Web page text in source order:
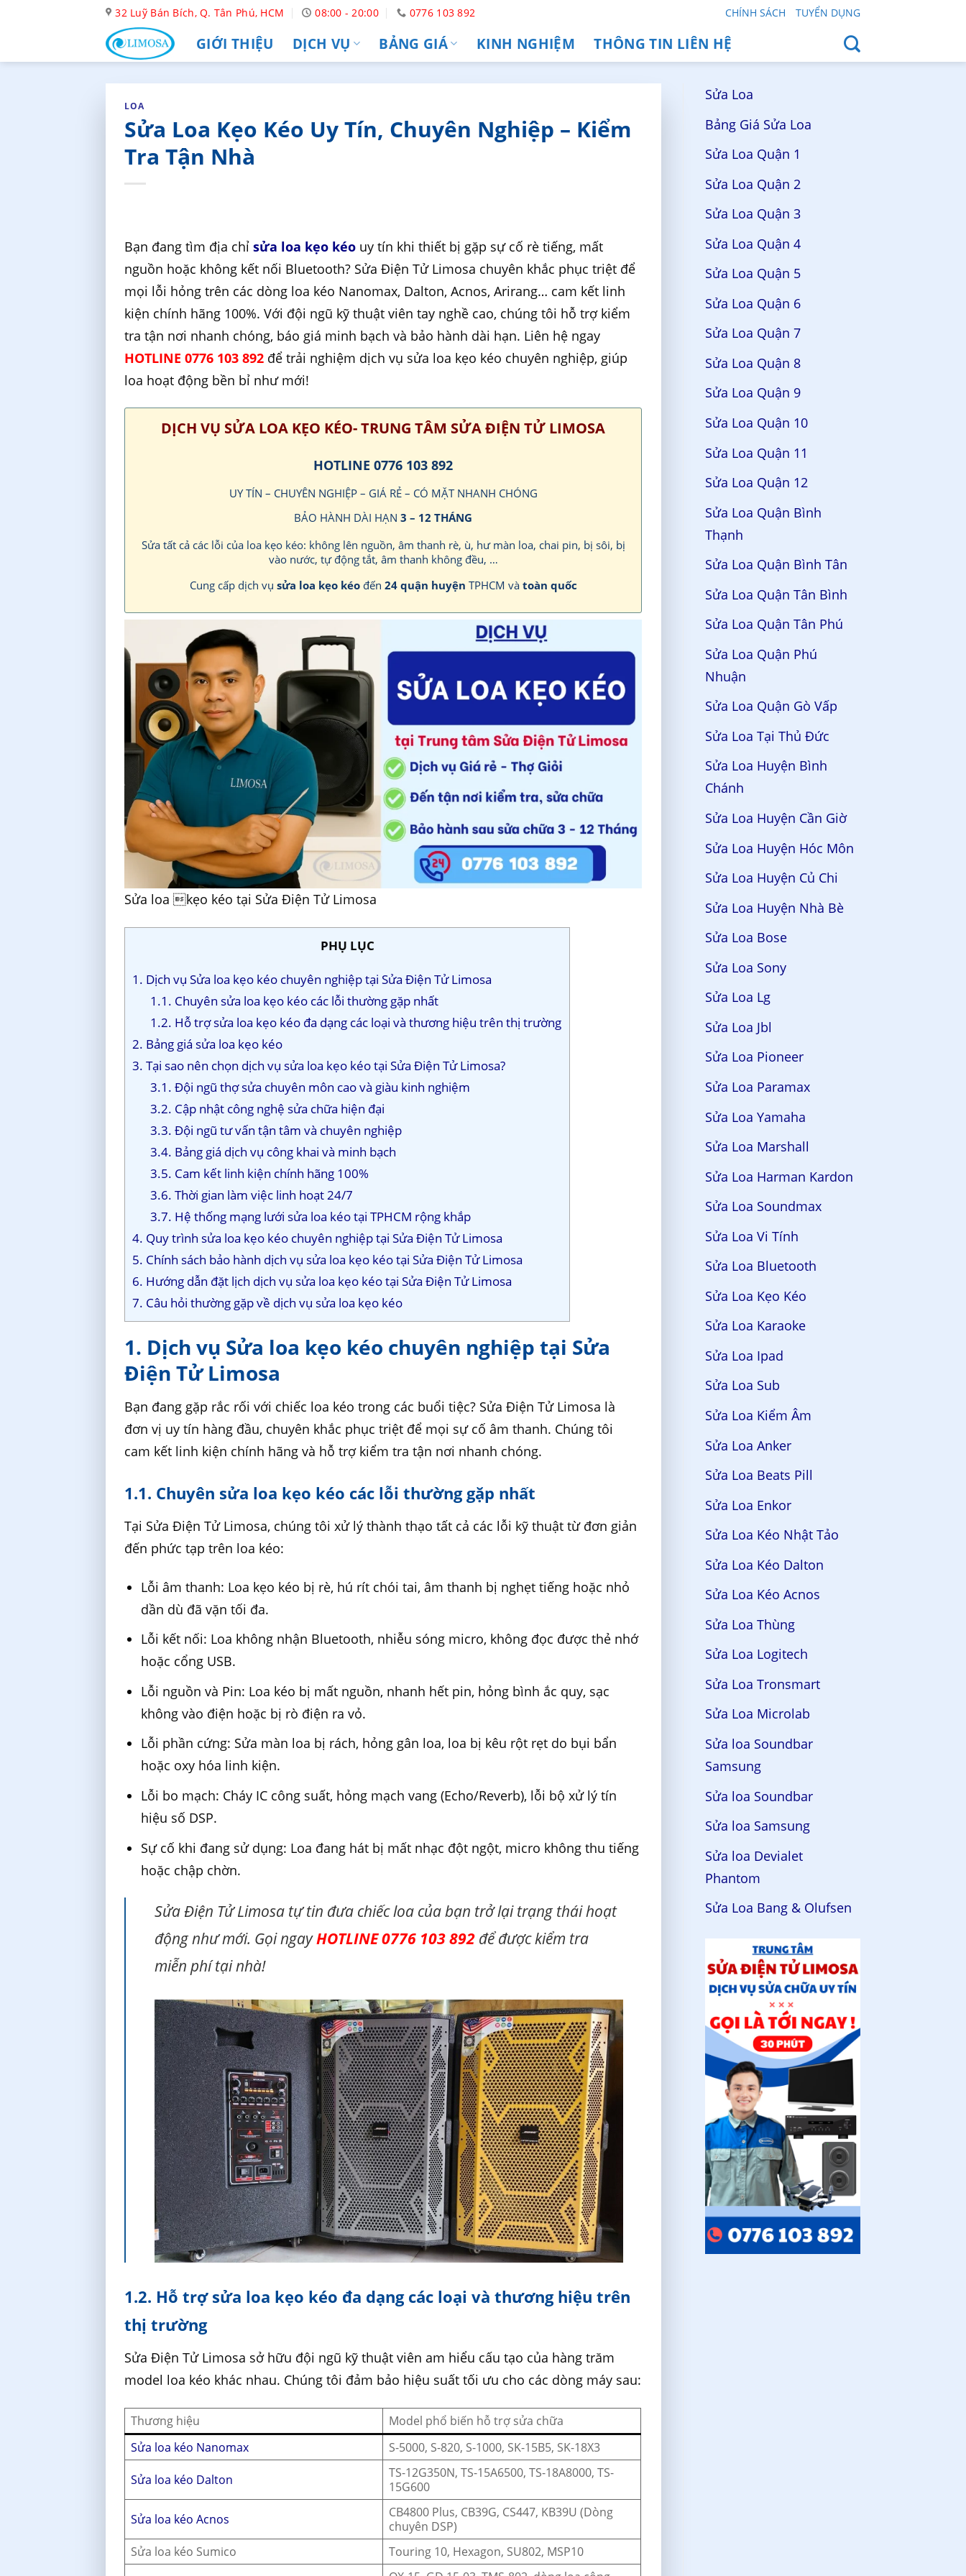
32 Luỹ Bán Bích, Q. Tân Phú, HCM 08:00 - 20:00 0776 103 892 CHÍNH SÁCH TUYỂN DỤNG
GIỚI THIỆU DỊCH VỤ BẢNG GIÁ KINH NGHIỆM THÔNG TIN LIÊN HỆ
LOA
Sửa Loa Kẹo Kéo Uy Tín, Chuyên Nghiệp – Kiểm
Tra Tận Nhà
Bạn đang tìm địa chỉsửa loa kẹo kéo uy tín khi thiết bị gặp sự cố rè tiếng, mất
nguồn hoặc không kết nối Bluetooth? Sửa Điện Tử Limosa chuyên khắc phục triệt để
mọi lỗi hỏng trên các dòng loa kéo Nanomax, Dalton, Acnos, Arirang… cam kết linh
kiện chính hãng 100%. Với đội ngũ kỹ thuật viên tay nghề cao, chúng tôi hỗ trợ kiểm
tra tận nơi nhanh chóng, báo giá minh bạch và bảo hành dài hạn. Liên hệ ngay
HOTLINE 0776 103 892 để trải nghiệm dịch vụ sửa loa kẹo kéo chuyên nghiệp, giúp
loa hoạt động bền bỉ như mới!
DỊCH VỤ SỬA LOA KẸO KÉO- TRUNG TÂM SỬA ĐIỆN TỬ LIMOSA
HOTLINE 0776 103 892
UY TÍN – CHUYÊN NGHIỆP – GIÁ RẺ – CÓ MẶT NHANH CHÓNG
BẢO HÀNH DÀI HẠN3 – 12 THÁNG
Sửa tất cả các lỗi của loa kẹo kéo: không lên nguồn, âm thanh rè, ù, hư màn loa, chai pin, bị sôi, bị
vào nước, tự động tắt, âm thanh không đều, …
Cung cấp dịch vụ sửa loa kẹo kéođến 24 quận huyện TPHCM và toàn quốc
Sửa loa kẹo kéo tại Sửa Điện Tử Limosa
PHỤ LỤC
1. Dịch vụ Sửa loa kẹo kéo chuyên nghiệp tại Sửa Điện Tử Limosa
1.1. Chuyên sửa loa kẹo kéo các lỗi thường gặp nhất
1.2. Hỗ trợ sửa loa kẹo kéo đa dạng các loại và thương hiệu trên thị trường
2. Bảng giá sửa loa kẹo kéo
3. Tại sao nên chọn dịch vụ sửa loa kẹo kéo tại Sửa Điện Tử Limosa?
3.1. Đội ngũ thợ sửa chuyên môn cao và giàu kinh nghiệm
3.2. Cập nhật công nghệ sửa chữa hiện đại
3.3. Đội ngũ tư vấn tận tâm và chuyên nghiệp
3.4. Bảng giá dịch vụ công khai và minh bạch
3.5. Cam kết linh kiện chính hãng 100%
3.6. Thời gian làm việc linh hoạt 24/7
3.7. Hệ thống mạng lưới sửa loa kéo tại TPHCM rộng khắp
4. Quy trình sửa loa kẹo kéo chuyên nghiệp tại Sửa Điện Tử Limosa
5. Chính sách bảo hành dịch vụ sửa loa kẹo kéo tại Sửa Điện Tử Limosa
6. Hướng dẫn đặt lịch dịch vụ sửa loa kẹo kéo tại Sửa Điện Tử Limosa
7. Câu hỏi thường gặp về dịch vụ sửa loa kẹo kéo
1. Dịch vụ Sửa loa kẹo kéo chuyên nghiệp tại Sửa
Điện Tử Limosa
Bạn đang gặp rắc rối với chiếc loa kéo trong các buổi tiệc? Sửa Điện Tử Limosa là
đơn vị uy tín hàng đầu, chuyên khắc phục triệt để mọi sự cố âm thanh. Chúng tôi
cam kết linh kiện chính hãng và hỗ trợ kiểm tra tận nơi nhanh chóng.
1.1. Chuyên sửa loa kẹo kéo các lỗi thường gặp nhất
Tại Sửa Điện Tử Limosa, chúng tôi xử lý thành thạo tất cả các lỗi kỹ thuật từ đơn giản
đến phức tạp trên loa kéo:
Lỗi âm thanh: Loa kẹo kéo bị rè, hú rít chói tai, âm thanh bị nghẹt tiếng hoặc nhỏ
dần dù đã vặn tối đa.
Lỗi kết nối: Loa không nhận Bluetooth, nhiễu sóng micro, không đọc được thẻ nhớ
hoặc cổng USB.
Lỗi nguồn và Pin: Loa kéo bị mất nguồn, nhanh hết pin, hỏng bình ắc quy, sạc
không vào điện hoặc bị rò điện ra vỏ.
Lỗi phần cứng: Sửa màn loa bị rách, hỏng gân loa, loa bị kêu rột rẹt do bụi bẩn
hoặc oxy hóa linh kiện.
Lỗi bo mạch: Cháy IC công suất, hỏng mạch vang (Echo/Reverb), lỗi bộ xử lý tín
hiệu số DSP.
Sự cố khi đang sử dụng: Loa đang hát bị mất nhạc đột ngột, micro không thu tiếng
hoặc chập chờn.
Sửa Điện Tử Limosa tự tin đưa chiếc loa của bạn trở lại trạng thái hoạt
động như mới. Gọi ngayHOTLINE 0776 103 892để được kiểm tra
miễn phí tại nhà!
1.2. Hỗ trợ sửa loa kẹo kéo đa dạng các loại và thương hiệu trên
thị trường
Sửa Điện Tử Limosa sở hữu đội ngũ kỹ thuật viên am hiểu cấu tạo của hàng trăm
model loa kéo khác nhau. Chúng tôi đảm bảo hiệu suất tối ưu cho các dòng máy sau:
Thương hiệu
Model phổ biến hỗ trợ sửa chữa
Sửa loa kéo Nanomax
S-5000, S-820, S-1000, SK-15B5, SK-18X3
Sửa loa kéo Dalton
TS-12G350N, TS-15A6500, TS-18A8000, TS-
15G600
Sửa loa kéo Acnos
CB4800 Plus, CB39G, CS447, KB39U (Dòng
chuyên DSP)
Sửa loa kéo Sumico
Touring 10, Hexagon, SU802, MSP10
Sửa Loa
Bảng Giá Sửa Loa
Sửa Loa Quận 1
Sửa Loa Quận 2
Sửa Loa Quận 3
Sửa Loa Quận 4
Sửa Loa Quận 5
Sửa Loa Quận 6
Sửa Loa Quận 7
Sửa Loa Quận 8
Sửa Loa Quận 9
Sửa Loa Quận 10
Sửa Loa Quận 11
Sửa Loa Quận 12
Sửa Loa Quận Bình
Thạnh
Sửa Loa Quận Bình Tân
Sửa Loa Quận Tân Bình
Sửa Loa Quận Tân Phú
Sửa Loa Quận Phú
Nhuận
Sửa Loa Quận Gò Vấp
Sửa Loa Tại Thủ Đức
Sửa Loa Huyện Bình
Chánh
Sửa Loa Huyện Cần Giờ
Sửa Loa Huyện Hóc Môn
Sửa Loa Huyện Củ Chi
Sửa Loa Huyện Nhà Bè
Sửa Loa Bose
Sửa Loa Sony
Sửa Loa Lg
Sửa Loa Jbl
Sửa Loa Pioneer
Sửa Loa Paramax
Sửa Loa Yamaha
Sửa Loa Marshall
Sửa Loa Harman Kardon
Sửa Loa Soundmax
Sửa Loa Vi Tính
Sửa Loa Bluetooth
Sửa Loa Kẹo Kéo
Sửa Loa Karaoke
Sửa Loa Ipad
Sửa Loa Sub
Sửa Loa Kiểm Âm
Sửa Loa Anker
Sửa Loa Beats Pill
Sửa Loa Enkor
Sửa Loa Kéo Nhật Tảo
Sửa Loa Kéo Dalton
Sửa Loa Kéo Acnos
Sửa Loa Thùng
Sửa Loa Logitech
Sửa Loa Tronsmart
Sửa Loa Microlab
Sửa loa Soundbar
Samsung
Sửa loa Soundbar
Sửa loa Samsung
Sửa loa Devialet
Phantom
Sửa Loa Bang & Olufsen